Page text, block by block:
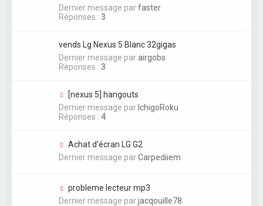
Dernier message parfaster
Réponses : 3
vends Lg Nexus 5 Blanc 32gigas
Dernier message parairgobs
Réponses : 3
[nexus 5] hangouts
Dernier message parIchigoRoku
Réponses : 4
Achat d'écran LG G2
Dernier message parCarpediiem
probleme lecteur mp3
Dernier message parjacqouille78